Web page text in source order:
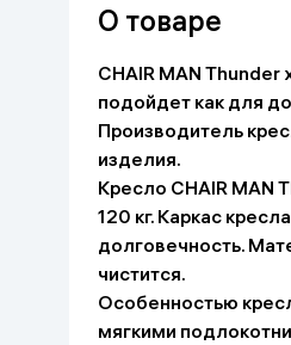
Строительство и
Товары для дома
Дом и сад
О товаре
CHAIR MAN
подойдет как для
Производитель
изделия.
Кресло CHAIR MAN
120 кг. Каркас
долговечность.
чистится.
Особенностью
мягкими